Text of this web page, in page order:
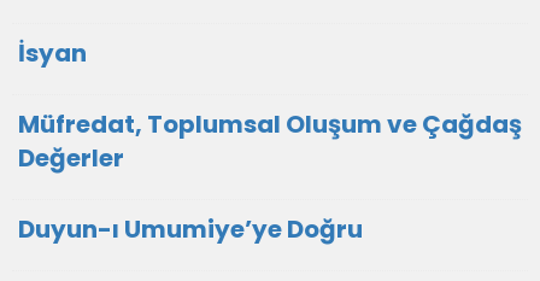
İsyan
Müfredat, Toplumsal Oluşum ve Çağdaş
Değerler
Duyun-ı Umumiye’ye Doğru